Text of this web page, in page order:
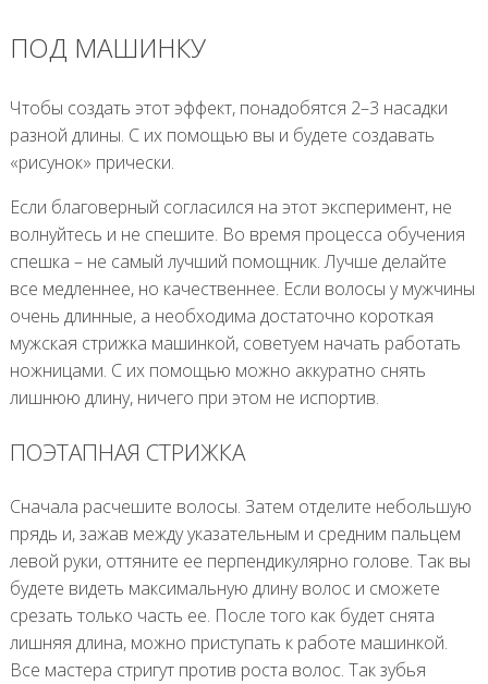
ПОД МАШИНКУ
Чтобы создать этот эффект, понадобятся 2–3 насадки
разной длины. С их помощью вы и будете создавать
«рисунок» прически.
Если благоверный согласился на этот эксперимент, не
волнуйтесь и не спешите. Во время процесса обучения
спешка – не самый лучший помощник. Лучше делайте
все медленнее, но качественнее. Если волосы у мужчины
очень длинные, а необходима достаточно короткая
мужская стрижка машинкой, советуем начать работать
ножницами. С их помощью можно аккуратно снять
лишнюю длину, ничего при этом не испортив.
ПОЭТАПНАЯ СТРИЖКА
Сначала расчешите волосы. Затем отделите небольшую
прядь и, зажав между указательным и средним пальцем
левой руки, оттяните ее перпендикулярно голове. Так вы
будете видеть максимальную длину волос и сможете
срезать только часть ее. После того как будет снята
лишняя длина, можно приступать к работе машинкой.
Все мастера стригут против роста волос. Так зубья